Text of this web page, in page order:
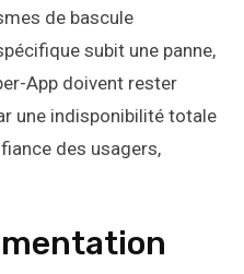
de bascule
subit une panne,
App doivent rester
une indisponibilité totale
des usagers,